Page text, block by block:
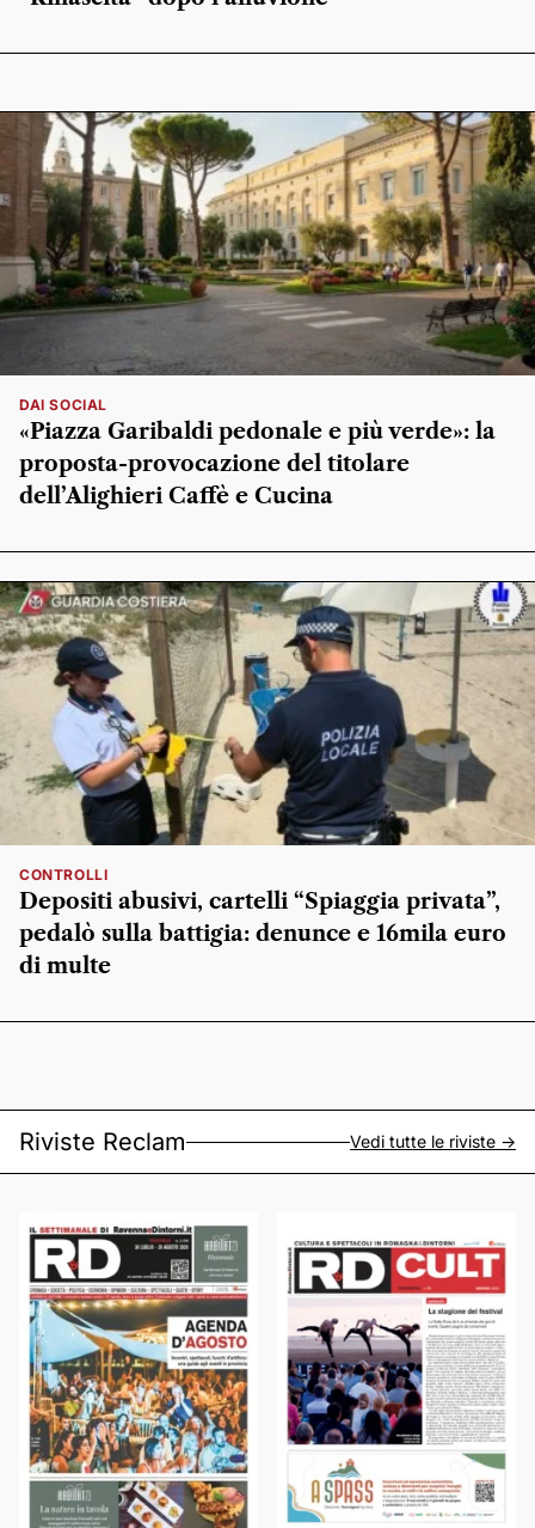
DAI SOCIAL
«Piazza Garibaldi pedonale e più verde»: la
proposta-provocazione del titolare
dell’Alighieri Caffè e Cucina
CONTROLLI
Depositi abusivi, cartelli “Spiaggia privata”,
pedalò sulla battigia: denunce e 16mila euro
di multe
Riviste Reclam Vedi tutte le riviste ->